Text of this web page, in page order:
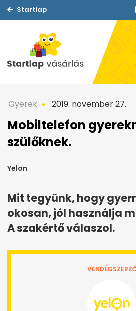
Startlap
Gyerek 2019. november 27.
Mobiltelefon
szülőknek.
Yelon
Mit tegyünk, hogy
okosan, jól használja
A szakértő válaszol.
VENDÉGSZERZŐ